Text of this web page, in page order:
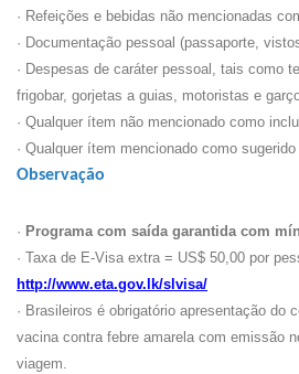
· Refeições e bebidas não mencionadas
· Documentação pessoal (passaporte,
· Despesas de caráter pessoal, tais como
frigobar, gorjetas a guias, motoristas e
· Qualquer ítem não mencionado como
· Qualquer ítem mencionado como
Observação
· Programa com saída garantida com
· Taxa de E-Visa extra = US$ 50,00 por
http://www.eta.gov.lk/slvisa/
· Brasileiros é obrigatório apresentação do
vacina contra febre amarela com emissão
viagem.